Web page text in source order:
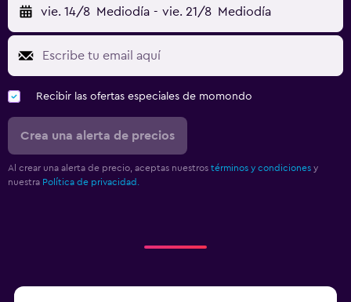
vie. 14/8 Mediodía - vie. 21/8 Mediodía
Recibir las ofertas especiales de momondo
Crea una alerta de precios
Al crear una alerta de precio, aceptas nuestros términos y condiciones y
nuestra Política de privacidad.